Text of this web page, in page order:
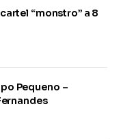
“monstro” a 8
Pequeno –